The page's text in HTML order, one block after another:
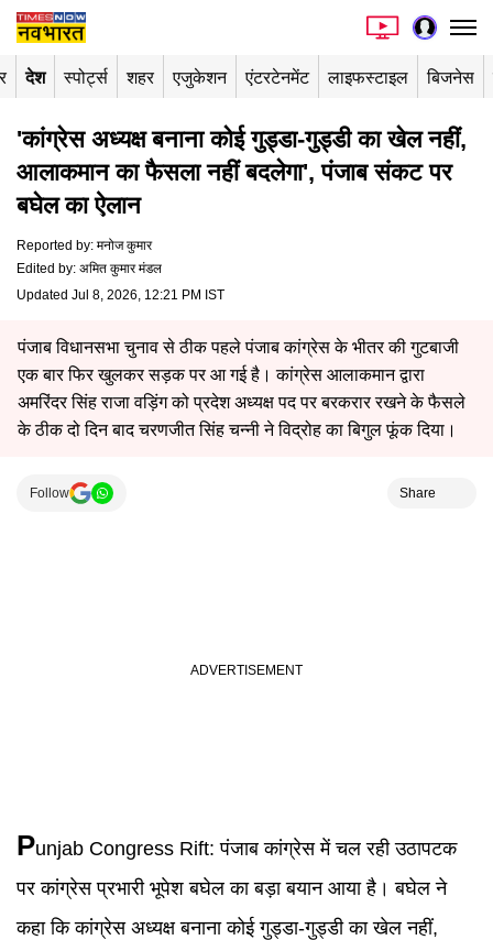
देश स्पोर्ट्स शहर एजुकेशन एंटरटेनमेंट लाइफस्टाइल बिजनेस
'कांग्रेस अध्यक्ष बनाना कोई गुड्डा-गुड्डी का खेल नहीं,
आलाकमान का फैसला नहीं बदलेगा', पंजाब संकट पर
बघेल का ऐलान
Reported by: मनोज कुमार
Edited by: अमित कुमार मंडल
Updated Jul 8, 2026, 12:21 PM IST
पंजाब विधानसभा चुनाव से ठीक पहले पंजाब कांग्रेस के भीतर की गुटबाजी
एक बार फिर खुलकर सड़क पर आ गई है। कांग्रेस आलाकमान द्वारा
अमरिंदर सिंह राजा वड़िंग को प्रदेश अध्यक्ष पद पर बरकरार रखने के फैसले
के ठीक दो दिन बाद चरणजीत सिंह चन्नी ने विद्रोह का बिगुल फूंक दिया।
Follow Share
Punjab Congress Rift: पंजाब कांग्रेस में चल रही उठापटक
पर कांग्रेस प्रभारी भूपेश बघेल का बड़ा बयान आया है। बघेल ने
कहा कि कांग्रेस अध्यक्ष बनाना कोई गुड्डा-गुड्डी का खेल नहीं,